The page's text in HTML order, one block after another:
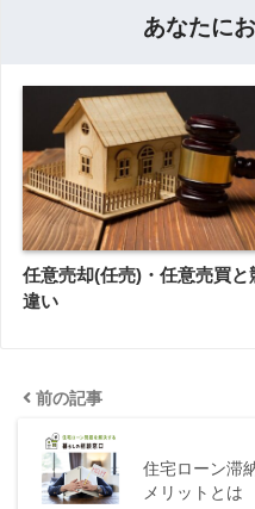
あなたに
任意売却(任売)・任意売買と
違い
前の記事
住宅ローン滞
メリットとは